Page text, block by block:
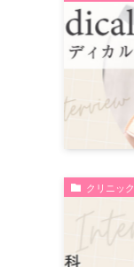
クリニック